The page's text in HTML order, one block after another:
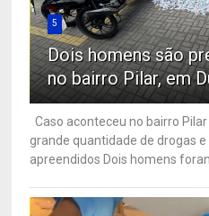
5
Dois homens são
no bairro Pilar, em
Caso aconteceu no bairro
grande quantidade de drogas
apreendidos Dois homens